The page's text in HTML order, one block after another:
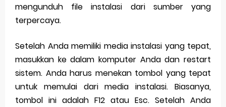
mengunduh file instalasi dari sumber yang
terpercaya.
Setelah Anda memiliki media instalasi yang tepat,
masukkan ke dalam komputer Anda dan restart
sistem. Anda harus menekan tombol yang tepat
untuk memulai dari media instalasi. Biasanya,
tombol ini adalah F12 atau Esc. Setelah Anda